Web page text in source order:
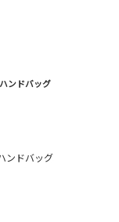
ンドバッグ